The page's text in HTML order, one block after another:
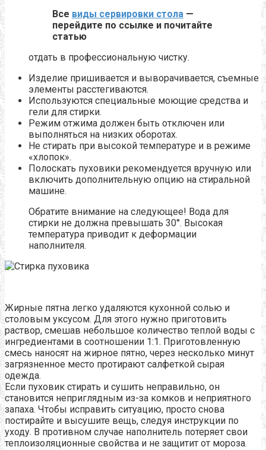
Все виды сервировки стола —
перейдите по ссылке и почитайте
статью
отдать в профессиональную чистку.
Изделие пришивается и выворачивается, съемные
элементы расстегиваются.
Используются специальные моющие средства и
гели для стирки.
Режим отжима должен быть отключен или
выполняться на низких оборотах.
Не стирать при высокой температуре и в режиме
«хлопок».
Полоскать пуховики рекомендуется вручную или
включить дополнительную опцию на стиральной
машине.
Обратите внимание на следующее! Вода для
стирки не должна превышать 30°. Высокая
температура приводит к деформации
наполнителя.
Жирные пятна легко удаляются кухонной солью и
столовым уксусом. Для этого нужно приготовить
раствор, смешав небольшое количество теплой воды с
ингредиентами в соотношении 1:1. Приготовленную
смесь наносят на жирное пятно, через несколько минут
загрязненное место протирают салфеткой сырая
одежда.
Если пуховик стирать и сушить неправильно, он
становится неприглядным из-за комков и неприятного
запаха. Чтобы исправить ситуацию, просто снова
постирайте и высушите вещь, следуя инструкции по
уходу. В противном случае наполнитель потеряет свои
теплоизоляционные свойства и не защитит от мороза.